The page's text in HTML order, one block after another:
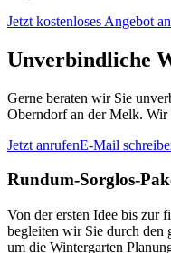
Jetzt kostenloses Angebot
Unverbindliche
Gerne beraten wir Sie
Oberndorf an der Melk.
Jetzt anrufenE-Mail
Rundum-Sorglos-
Von der ersten Idee bis zur
begleiten wir Sie durch den
um die Wintergarten